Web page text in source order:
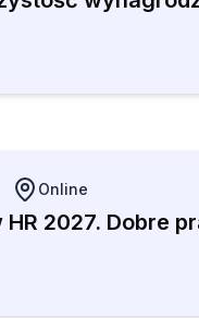
Online
HR 2027. Dobre